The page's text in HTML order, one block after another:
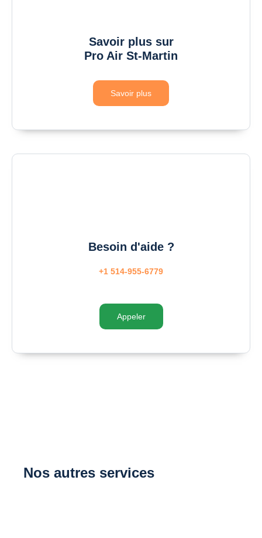
Savoir plus sur
Pro Air St-Martin
Savoir plus
Besoin d'aide ?
+1 514-955-6779
Appeler
Nos autres services